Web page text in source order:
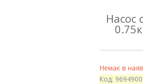
Насос
Немає в
Код: